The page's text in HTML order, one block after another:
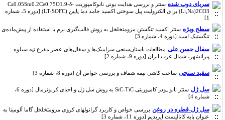
سریای دوپ شده
سنتز و بررسی هدایت یونی نانوکامپوزیت Ca0.05Sm0.2Ce0.75O1.9-δ-
(Li,Na)2CO3 برای الکترولیت پیل سوختی اکسید جامد دما پایین (LT-SOFC) [دوره 5، شماره
سطح ویژه سنتز اکسید تنگستن مزومتخلخل به روش قالب‌گیری نرم با استفاده از پیش‌ماده‌ی
تنگستیک اسید [دوره 4، شماره 3]
سفال حسن علی مطالعات باستان‌سنجی سرامیک‌ها و سفال‌های عصر مفرغ تپه سیلوه
پیرانشهر، شمال غرب ایران [دوره 9، شماره 2]
سفید سنجی ساخت کاشی نیمه شفاف و بررسی خواص آن [دوره 8، شماره 3]
سل ژل
سنتز نانو پودر کامپوزیتی SiC-TiC به روش سل ژل و احیای کربوترمال [دوره 6،
شماره 4]
سل ژل-قطره در روغن بررسی خواص و کاربرد گرانولهای کروی مزومتخلخل گاما آلومینا به
عنوان پایه کاتالیست ایریدیم [دوره 11، شماره 3]